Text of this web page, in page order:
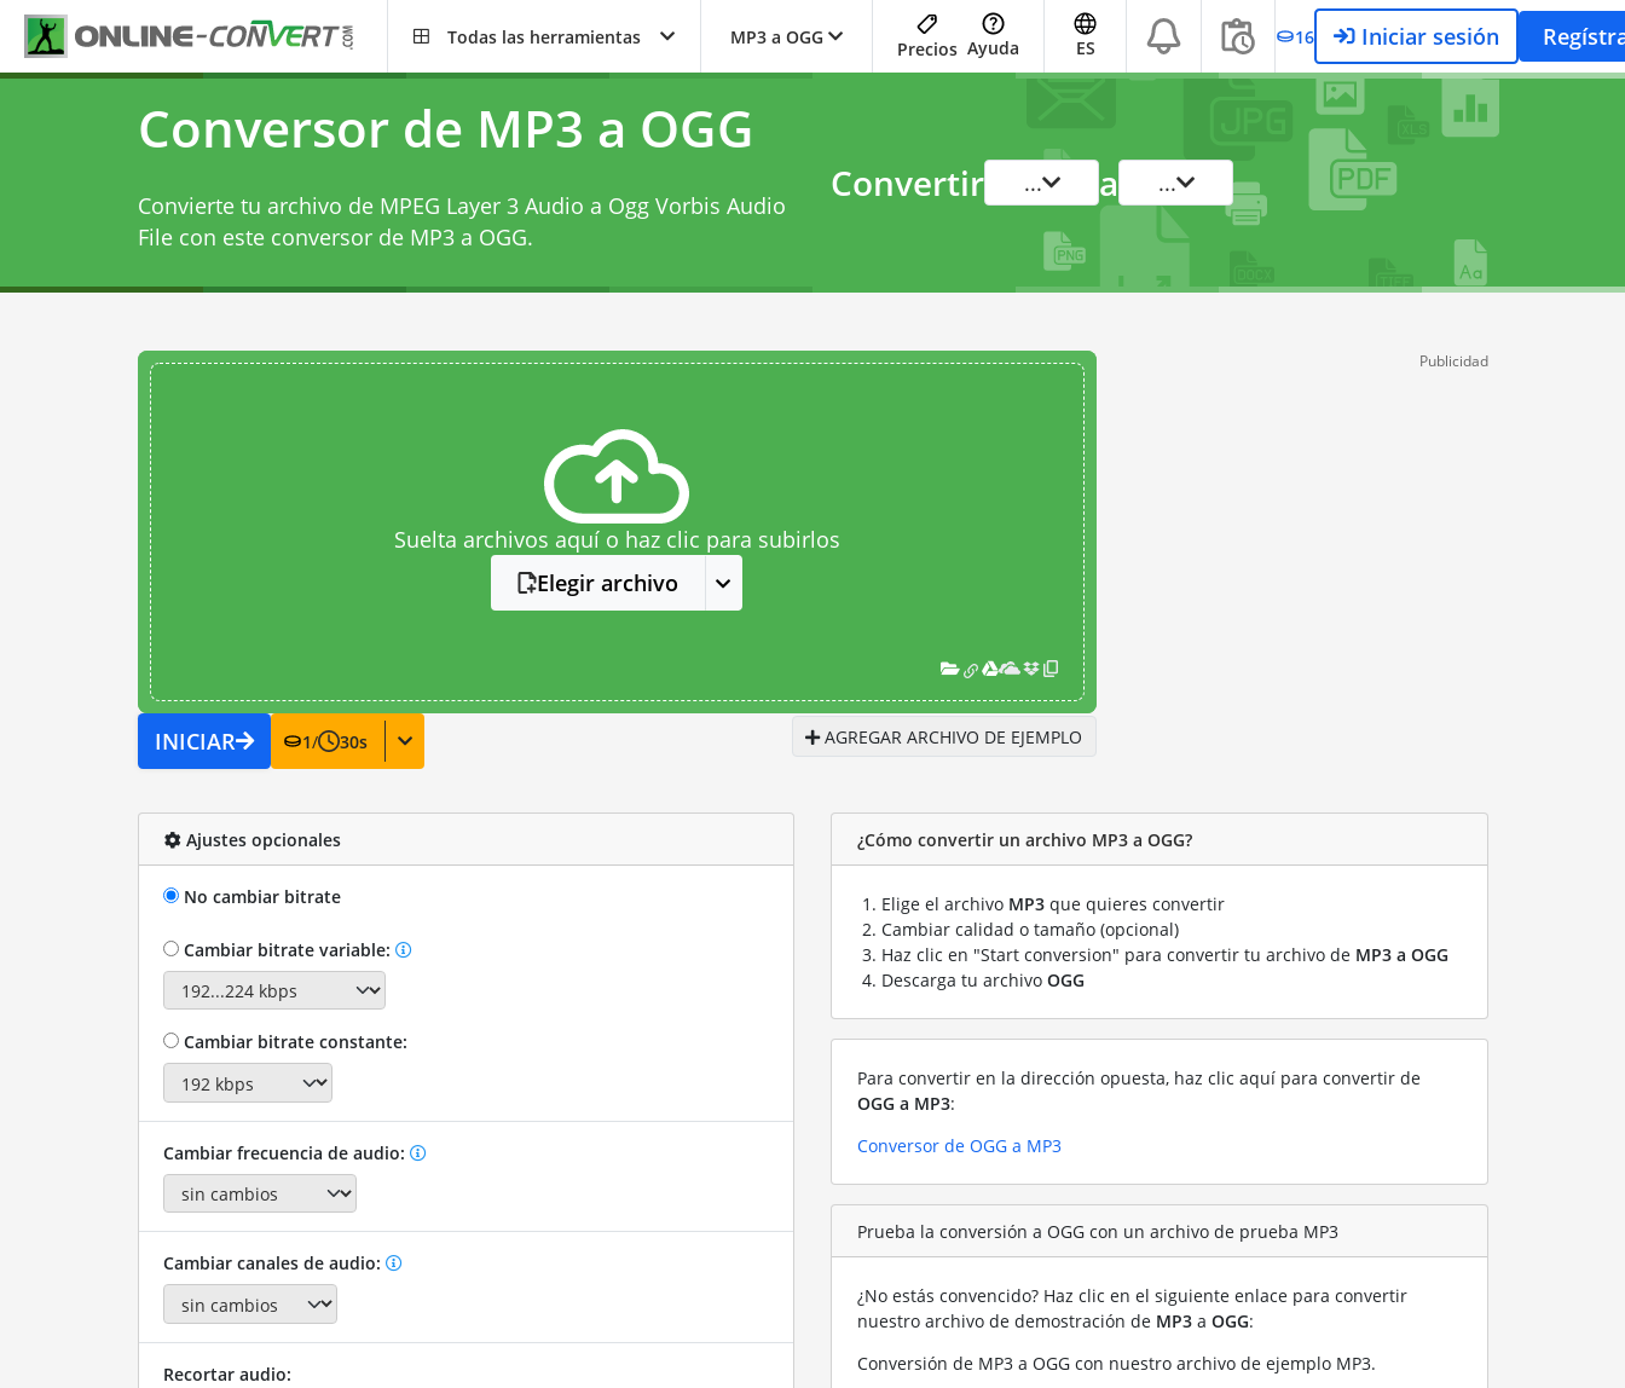
Todas las herramientas MP3 a OGG
Precios Ayuda ES 16 Iniciar sesión
Conversor de MP3 a OGG
Convierte tu archivo de MPEG Layer 3 Audio a Ogg Vorbis Audio
File con este conversor de MP3 a OGG.
Convertir ... a ...
Suelta archivos aquí o haz clic para subirlos
Elegir archivo
INICIAR 1/ 30s AGREGAR ARCHIVO DE EJEMPLO
Publicidad
Ajustes opcionales
No cambiar bitrate
Cambiar bitrate variable:
Cambiar bitrate constante:
Cambiar frecuencia de audio:
Cambiar canales de audio:
Recortar audio:
¿Cómo convertir un archivo MP3 a OGG?
Elige el archivo MP3 que quieres convertir
Cambiar calidad o tamaño (opcional)
Haz clic en "Start conversion" para convertir tu archivo de MP3 a OGG
Descarga tu archivo OGG
Para convertir en la dirección opuesta, haz clic aquí para convertir de
OGG a MP3:
Conversor de OGG a MP3
Prueba la conversión a OGG con un archivo de prueba MP3
¿No estás convencido? Haz clic en el siguiente enlace para convertir
nuestro archivo de demostración de MP3 a OGG:
Conversión de MP3 a OGG con nuestro archivo de ejemplo MP3.